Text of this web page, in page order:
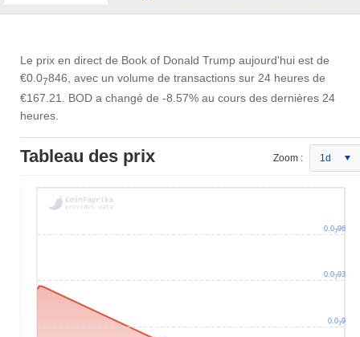
Le prix en direct de Book of Donald Trump aujourd'hui est de
€0.07846 , avec un volume de transactions sur 24 heures de
€167.21
. BOD a changé de -8.57% au cours des dernières 24
heures.
Tableau des prix Zoom : 1d
0.079
0.0793
0.0796